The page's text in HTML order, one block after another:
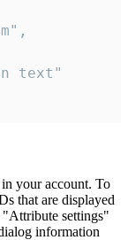
text"
your account. To
that are displayed
settings"
information